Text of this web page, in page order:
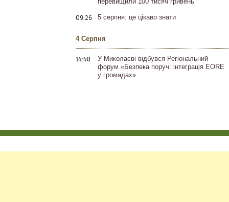
09:26 5 серпня: це цікаво знати
4 Серпня
14:48
У Миколаєві відбувся Регіональний
форум «Безпека поруч: інтеграція EORE
у громадах»